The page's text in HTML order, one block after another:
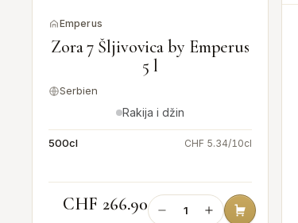
Emperus
Zora 7 Šljivovica by Emperus
5 l
Serbien
Rakija i džin
500cl CHF 5.34/10cl
CHF 266.90